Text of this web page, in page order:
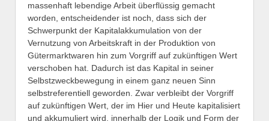
massenhaft lebendige Arbeit überflüssig gemacht
worden, entscheidender ist noch, dass sich der
Schwerpunkt der Kapitalakkumulation von der
Vernutzung von Arbeitskraft in der Produktion von
Gütermarktwaren hin zum Vorgriff auf zukünftigen Wert
verschoben hat. Dadurch ist das Kapital in seiner
Selbstzweckbewegung in einem ganz neuen Sinn
selbstreferentiell geworden. Zwar verbleibt der Vorgriff
auf zukünftigen Wert, der im Hier und Heute kapitalisiert
und akkumuliert wird, innerhalb der Logik und Form der